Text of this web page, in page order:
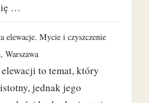
…
elewacje. Mycie i czyszczenie
Warszawa
to temat, który
jednak jego